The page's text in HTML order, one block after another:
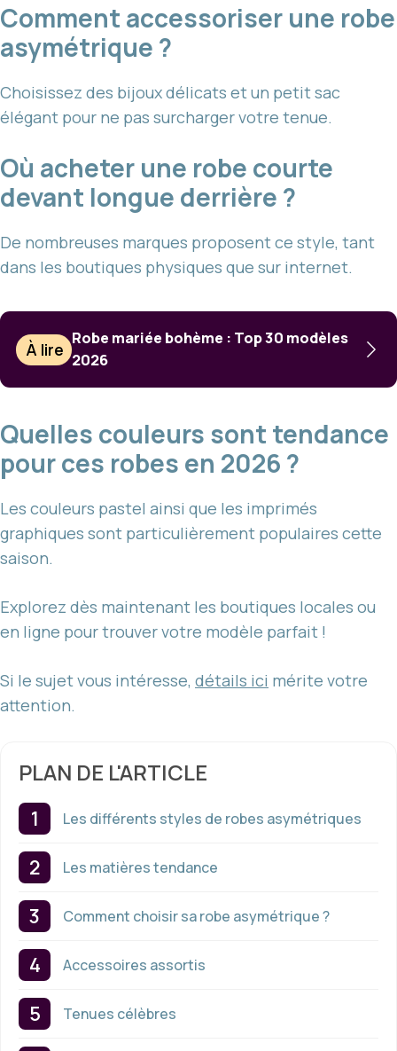
Comment accessoriser une robe
asymétrique ?
Choisissez des bijoux délicats et un petit sac
élégant pour ne pas surcharger votre tenue.
Où acheter une robe courte
devant longue derrière ?
De nombreuses marques proposent ce style, tant
dans les boutiques physiques que sur internet.
À lire
Robe mariée bohème : Top 30 modèles
2026
Quelles couleurs sont tendance
pour ces robes en 2026 ?
Les couleurs pastel ainsi que les imprimés
graphiques sont particulièrement populaires cette
saison.
Explorez dès maintenant les boutiques locales ou
en ligne pour trouver votre modèle parfait !
Si le sujet vous intéresse, détails ici mérite votre
attention.
PLAN DE L'ARTICLE
Les différents styles de robes asymétriques
Les matières tendance
Comment choisir sa robe asymétrique ?
Accessoires assortis
Tenues célèbres